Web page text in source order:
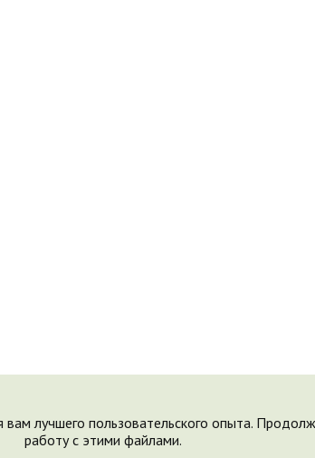
лучшего пользовательского опыта.
работу с этими файлами.
© 2009-2023, "Saychata.Ru". E-mail: